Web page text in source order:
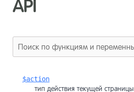
API
$action
тип действия текущей страницы